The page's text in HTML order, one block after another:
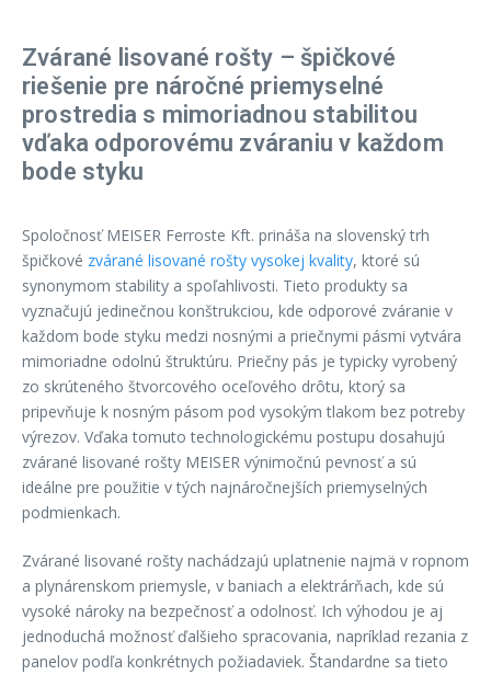
Zvárané lisované rošty – špičkové
riešenie pre náročné priemyselné
prostredia s mimoriadnou stabilitou
vďaka odporovému zváraniu v každom
bode styku
Spoločnosť MEISER Ferroste Kft. prináša na slovenský trh
špičkové zvárané lisované rošty vysokej kvality, ktoré sú
synonymom stability a spoľahlivosti. Tieto produkty sa
vyznačujú jedinečnou konštrukciou, kde odporové zváranie v
každom bode styku medzi nosnými a priečnymi pásmi vytvára
mimoriadne odolnú štruktúru. Priečny pás je typicky vyrobený
zo skrúteného štvorcového oceľového drôtu, ktorý sa
pripevňuje k nosným pásom pod vysokým tlakom bez potreby
výrezov. Vďaka tomuto technologickému postupu dosahujú
zvárané lisované rošty MEISER výnimočnú pevnosť a sú
ideálne pre použitie v tých najnáročnejších priemyselných
podmienkach.
Zvárané lisované rošty nachádzajú uplatnenie najmä v ropnom
a plynárenskom priemysle, v baniach a elektrárňach, kde sú
vysoké nároky na bezpečnosť a odolnosť. Ich výhodou je aj
jednoduchá možnosť ďalšieho spracovania, napríklad rezania z
panelov podľa konkrétnych požiadaviek. Štandardne sa tieto